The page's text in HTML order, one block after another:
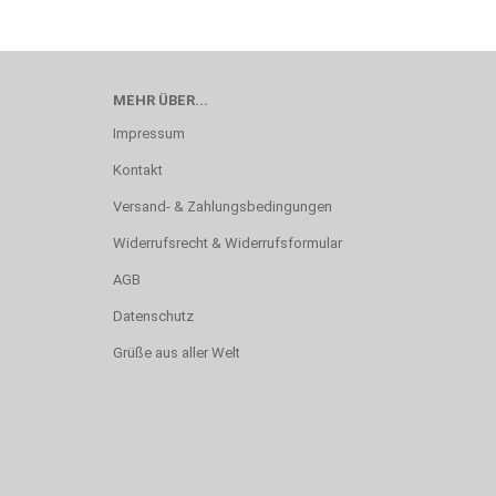
MEHR ÜBER...
Impressum
Kontakt
Versand- & Zahlungsbedingungen
Widerrufsrecht & Widerrufsformular
AGB
Datenschutz
Grüße aus aller Welt